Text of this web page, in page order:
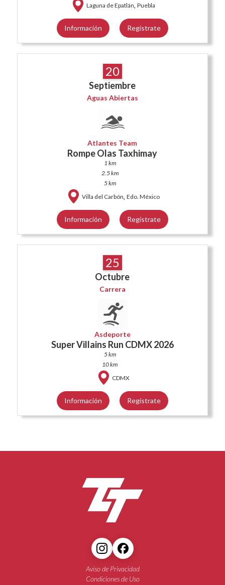
Laguna de Epatlán, Puebla
Información Regístrate
20
Septiembre
Aguas Abiertas
Atlantes Team
Rompe Olas Taxhimay
1 km
2.5 km
5 km
Villa del Carbón, Edo. México
Información Regístrate
25
Octubre
Carrera
Asdeporte
Super Villains Run CDMX 2026
5 km
10 km
CDMX
Información Regístrate
Aviso de Privacidad
Condiciones de Uso